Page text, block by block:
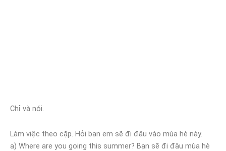
Chỉ và nói.
Làm việc theo cặp. Hỏi bạn em sẽ đi đâu vào mùa hè này.
a) Where are you going this summer? Bạn sẽ đi đâu mùa hè